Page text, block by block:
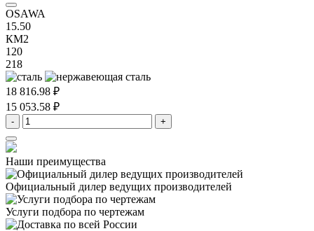
OSAWA
15.50
КМ2
120
218
18 816.98 ₽
15 053.58 ₽
- +
Наши преимущества
Официальный дилер ведущих производителей
Услуги подбора по чертежам